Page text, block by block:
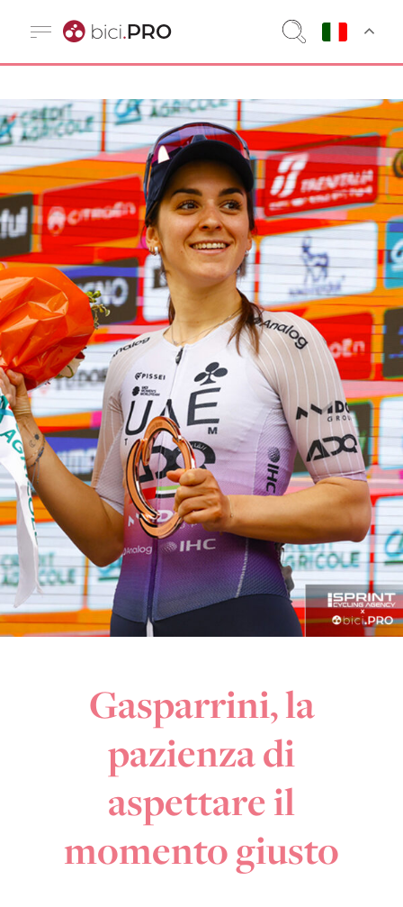
Gasparrini, la
pazienza di
aspettare il
momento giusto